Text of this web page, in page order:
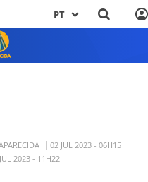
PT
02 JUL 2023 - 06H15
2023 - 11H22